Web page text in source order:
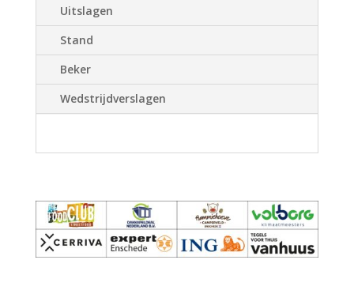
Uitslagen
Stand
Beker
Wedstrijdverslagen